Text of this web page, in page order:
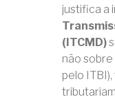
justifica a
(ITCMD)
não sobre
pelo